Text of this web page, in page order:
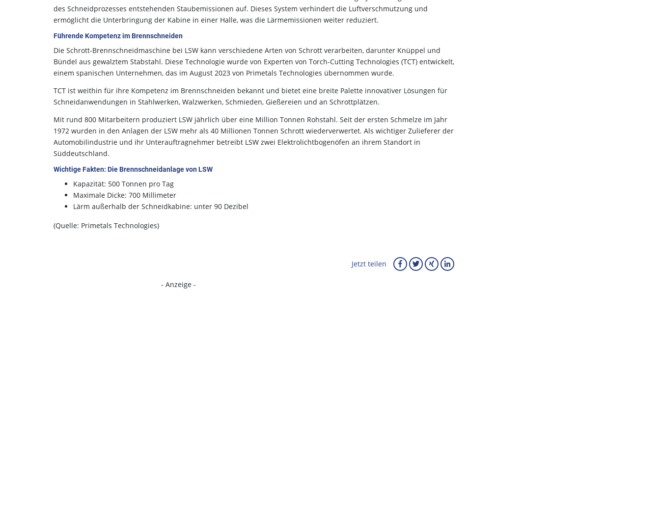
des Schneidprozesses entstehenden Staubemissionen auf. Dieses System verhindert die Luftverschmutzung und
ermöglicht die Unterbringung der Kabine in einer Halle, was die Lärmemissionen weiter reduziert.
Führende Kompetenz im Brennschneiden
Die Schrott-Brennschneidmaschine bei LSW kann verschiedene Arten von Schrott verarbeiten, darunter Knüppel und
Bündel aus gewalztem Stabstahl. Diese Technologie wurde von Experten von Torch-Cutting Technologies (TCT) entwickelt,
einem spanischen Unternehmen, das im August 2023 von Primetals Technologies übernommen wurde.
TCT ist weithin für ihre Kompetenz im Brennschneiden bekannt und bietet eine breite Palette innovativer Lösungen für
Schneidanwendungen in Stahlwerken, Walzwerken, Schmieden, Gießereien und an Schrottplätzen.
Mit rund 800 Mitarbeitern produziert LSW jährlich über eine Million Tonnen Rohstahl. Seit der ersten Schmelze im Jahr
1972 wurden in den Anlagen der LSW mehr als 40 Millionen Tonnen Schrott wiederverwertet. Als wichtiger Zulieferer der
Automobilindustrie und ihr Unterauftragnehmer betreibt LSW zwei Elektrolichtbogenöfen an ihrem Standort in
Süddeutschland.
Wichtige Fakten: Die Brennschneidanlage von LSW
Kapazität: 500 Tonnen pro Tag
Maximale Dicke: 700 Millimeter
Lärm außerhalb der Schneidkabine: unter 90 Dezibel
(Quelle: Primetals Technologies)
Jetzt teilen
- Anzeige -